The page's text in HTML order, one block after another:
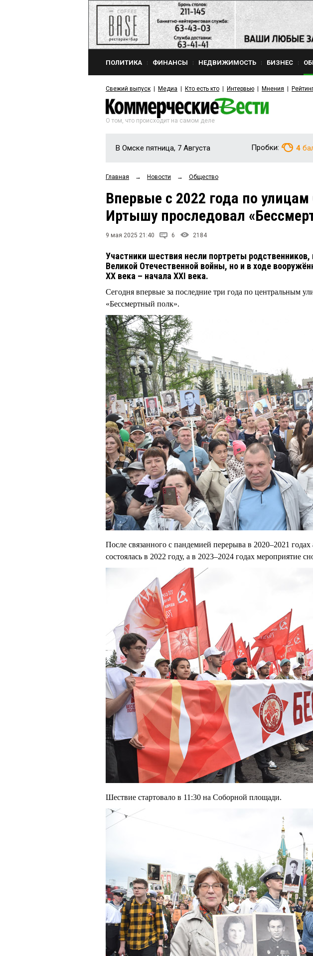
ПОЛИТИКА ФИНАНСЫ НЕДВИЖИМОСТЬ БИЗНЕС
Свежий выпуск Медиа Кто есть кто Интервью Мнения
О том, что происходит на самом деле
В Омске пятница, 7 Августа Пробки: 4
Главная → Новости → Общество
Впервые с 2022 года по
Иртышу проследовал
9 мая 2025 21:40 6 2184
Участники шествия несли портреты
Великой Отечественной войны, но и в ходе
XX века – начала XXI века.
Сегодня впервые за последние три года по центральным
«Бессмертный полк».
После связанного с пандемией перерыва в 2020–2021
состоялась в 2022 году, а в 2023–2024 годах мероприятие
Шествие стартовало в 11:30 на Соборной площади.